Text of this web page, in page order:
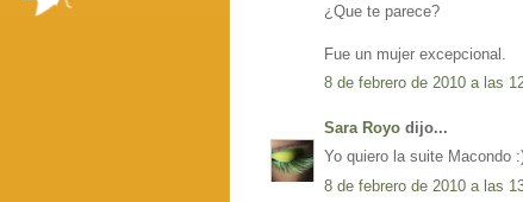
¿Que te parece?
Fue un mujer excepcional.
8 de febrero de 2010 a las
Sara Royo dijo...
Yo quiero la suite Macondo
8 de febrero de 2010 a las